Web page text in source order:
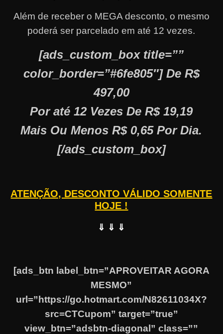
Além de receber o MEGA desconto, o mesmo
poderá ser parcelado em até 12 vezes.
[ads_custom_box title=””
color_border=”#6fe805″] De R$
497,00
Por até 12 Vezes De R$ 19,19
Mais Ou Menos R$ 0,65 Por Dia.
[/ads_custom_box]
ATENÇÃO, DESCONTO VÁLIDO SOMENTE
HOJE !
⇓ ⇓ ⇓
[ads_btn label_btn=”APROVEITAR AGORA
MESMO”
url=”https://go.hotmart.com/N82611034X?
src=CTCupom” target=”true”
view_btn=”adsbtn-diagonal” class=””